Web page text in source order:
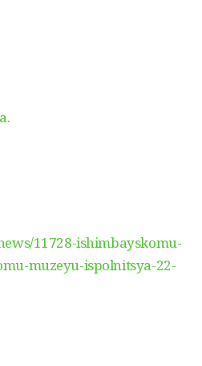
11728-ishimbayskomu-
muzeyu-ispolnitsya-22-